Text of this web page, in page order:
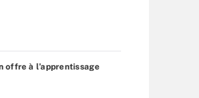
offre à l’apprentissage